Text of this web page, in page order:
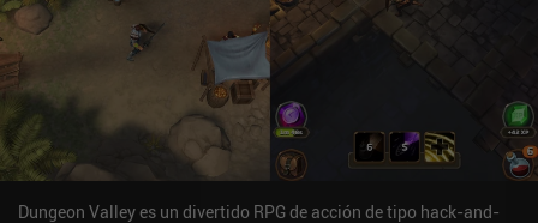
Dungeon Valley es un divertido RPG de acción de tipo hack-and-